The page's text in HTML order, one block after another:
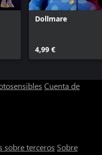
Dollmare
4,99 €
Cuenta de
sobre terceros Sobre